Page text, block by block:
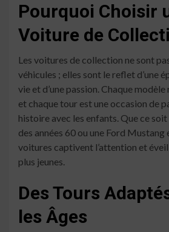
Pourquoi Choisir
Voiture de
Les voitures de collection ne sont
véhicules ; elles sont le reflet d’une
vie et d’une passion. Chaque
et chaque tour est une occasion de
histoire avec les enfants. Que ce
des années 60 ou une Ford
voitures captivent l’attention et
plus jeunes.
Des Tours
les Âges